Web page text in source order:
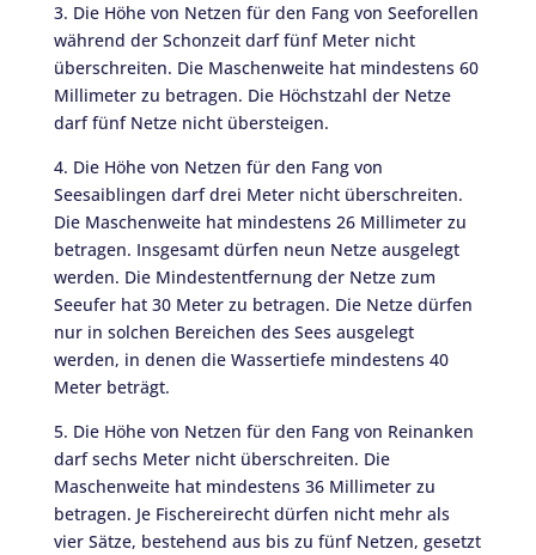
3. Die Höhe von Netzen für den Fang von Seeforellen
während der Schonzeit darf fünf Meter nicht
überschreiten. Die Maschenweite hat mindestens 60
Millimeter zu betragen. Die Höchstzahl der Netze
darf fünf Netze nicht übersteigen.
4. Die Höhe von Netzen für den Fang von
Seesaiblingen darf drei Meter nicht überschreiten.
Die Maschenweite hat mindestens 26 Millimeter zu
betragen. Insgesamt dürfen neun Netze ausgelegt
werden. Die Mindestentfernung der Netze zum
Seeufer hat 30 Meter zu betragen. Die Netze dürfen
nur in solchen Bereichen des Sees ausgelegt
werden, in denen die Wassertiefe mindestens 40
Meter beträgt.
5. Die Höhe von Netzen für den Fang von Reinanken
darf sechs Meter nicht überschreiten. Die
Maschenweite hat mindestens 36 Millimeter zu
betragen. Je Fischereirecht dürfen nicht mehr als
vier Sätze, bestehend aus bis zu fünf Netzen, gesetzt